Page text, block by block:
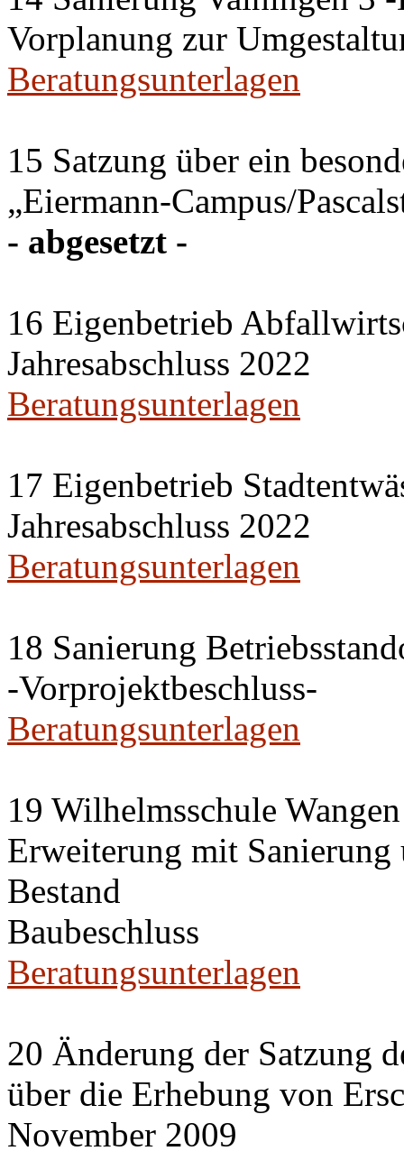
Vorplanung zur
Beratungsunterlagen
15 Satzung über ein
„Eiermann-Campus/
- abgesetzt -
16 Eigenbetrieb
Jahresabschluss 2022
Beratungsunterlagen
17 Eigenbetrieb
Jahresabschluss 2022
Beratungsunterlagen
18 Sanierung
-Vorprojektbeschluss-
Beratungsunterlagen
19 Wilhelmsschule Wangen
Erweiterung mit
Bestand
Baubeschluss
Beratungsunterlagen
20 Änderung der Satzung
über die Erhebung von
November 2009